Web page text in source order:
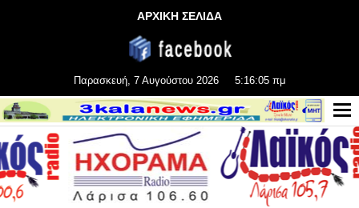
ΑΡΧΙΚΗ ΣΕΛΙΔΑ
Παρασκευή, 7 Αυγούστου 2026 5:16:06 πμ